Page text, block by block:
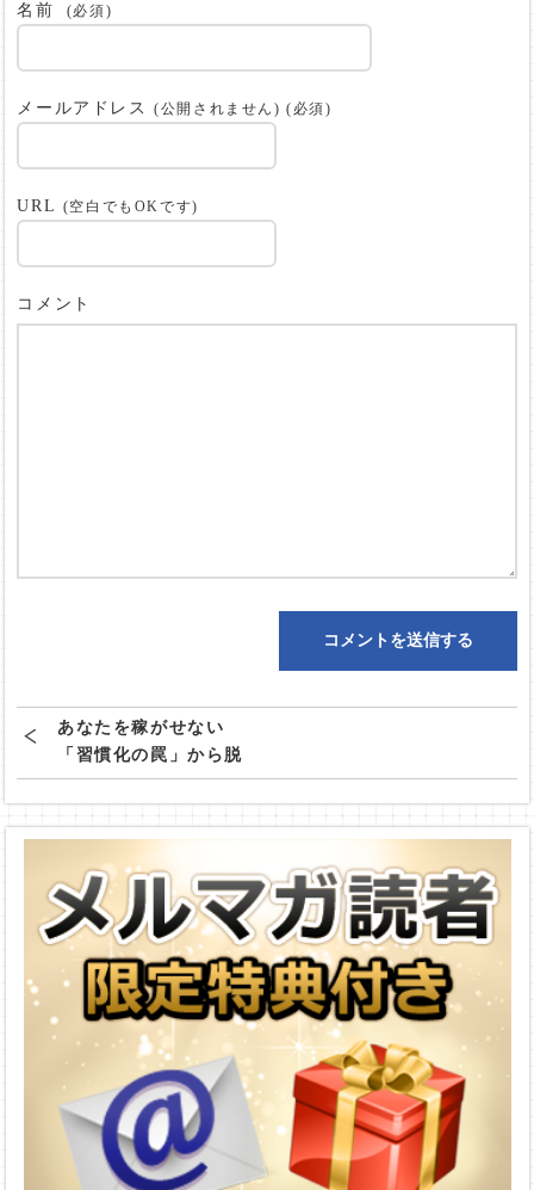
名前 (必須)
メールアドレス(公開されません) (必須)
URL (空白でもOKです)
コメント
あなたを稼がせない
「習慣化の罠」から脱
却せよ！